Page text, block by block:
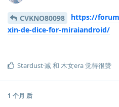
CVKNO80098
https://
xin-de-dice-for-miraiandroid/
Stardust·减和 木女era觉得很赞
1 个月 后